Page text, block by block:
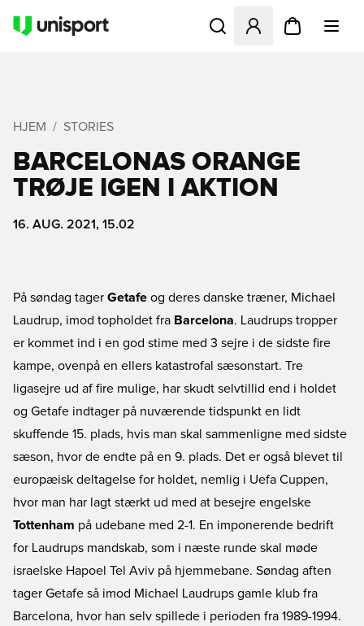
Åbner en Modal til at
HJEM STORIES
BARCELONAS ORANGE
TRØJE IGEN I AKTION
16. AUG. 2021, 15.02
På søndag tager Getafe og deres danske træner, Michael
Laudrup, imod topholdet fra Barcelona. Laudrups tropper
er kommet ind i en god stime med 3 sejre i de sidste fire
kampe, ovenpå en ellers katastrofal sæsonstart. Tre
ligasejre ud af fire mulige, har skudt selvtillid end i holdet
og Getafe indtager på nuværende tidspunkt en lidt
skuffende 15. plads, hvis man skal sammenligne med sidste
sæson, hvor de endte på en 9. plads. Det er også blevet til
europæisk deltagelse for holdet, nemlig i Uefa Cuppen,
hvor man har lagt stærkt ud med at besejre engelske
Tottenham på udebane med 2-1. En imponerende bedrift
for Laudrups mandskab, som i næste runde skal møde
israelske Hapoel Tel Aviv på hjemmebane. Søndag aften
tager Getafe så imod Michael Laudrups gamle klub fra
Barcelona, hvor han selv spillede i perioden fra 1989-1994.